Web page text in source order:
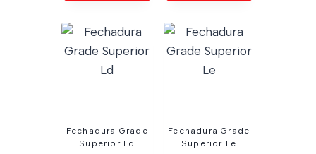
Fechadura Grade
Superior Ld
Fechadura Grade
Superior Le